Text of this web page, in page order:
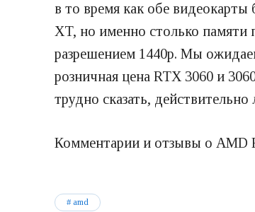
в то время как обе
XT, но именно столько памяти
разрешением 1440p. Мы
розничная цена RTX 3060 и
трудно сказать,
Комментарии и отзывы о AMD
amd